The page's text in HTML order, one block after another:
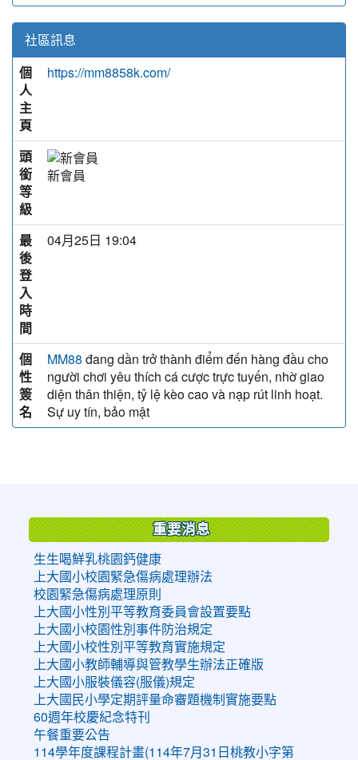
社區訊息
個
人
主
頁
https://mm8858k.com/
頭
銜
等
級
新會員
最
後
登
入
時
間
04月25日 19:04
個
性
簽
名
MM88 đang dần trở thành điểm đến hàng đầu cho
người chơi yêu thích cá cược trực tuyến, nhờ giao
diện thân thiện, tỷ lệ kèo cao và nạp rút linh hoạt.
Sự uy tín, bảo mật
重要消息
生生喝鮮乳桃園鈣健康
上大國小校園緊急傷病處理辦法
校園緊急傷病處理原則
上大國小性別平等教育委員會設置要點
上大國小校園性別事件防治規定
上大國小校性別平等教育實施規定
上大國小教師輔導與管教學生辦法正確版
上大國小服裝儀容(服儀)規定
上大國民小學定期評量命審題機制實施要點
60週年校慶紀念特刊
午餐重要公告
114學年度課程計畫(114年7月31日桃教小字第